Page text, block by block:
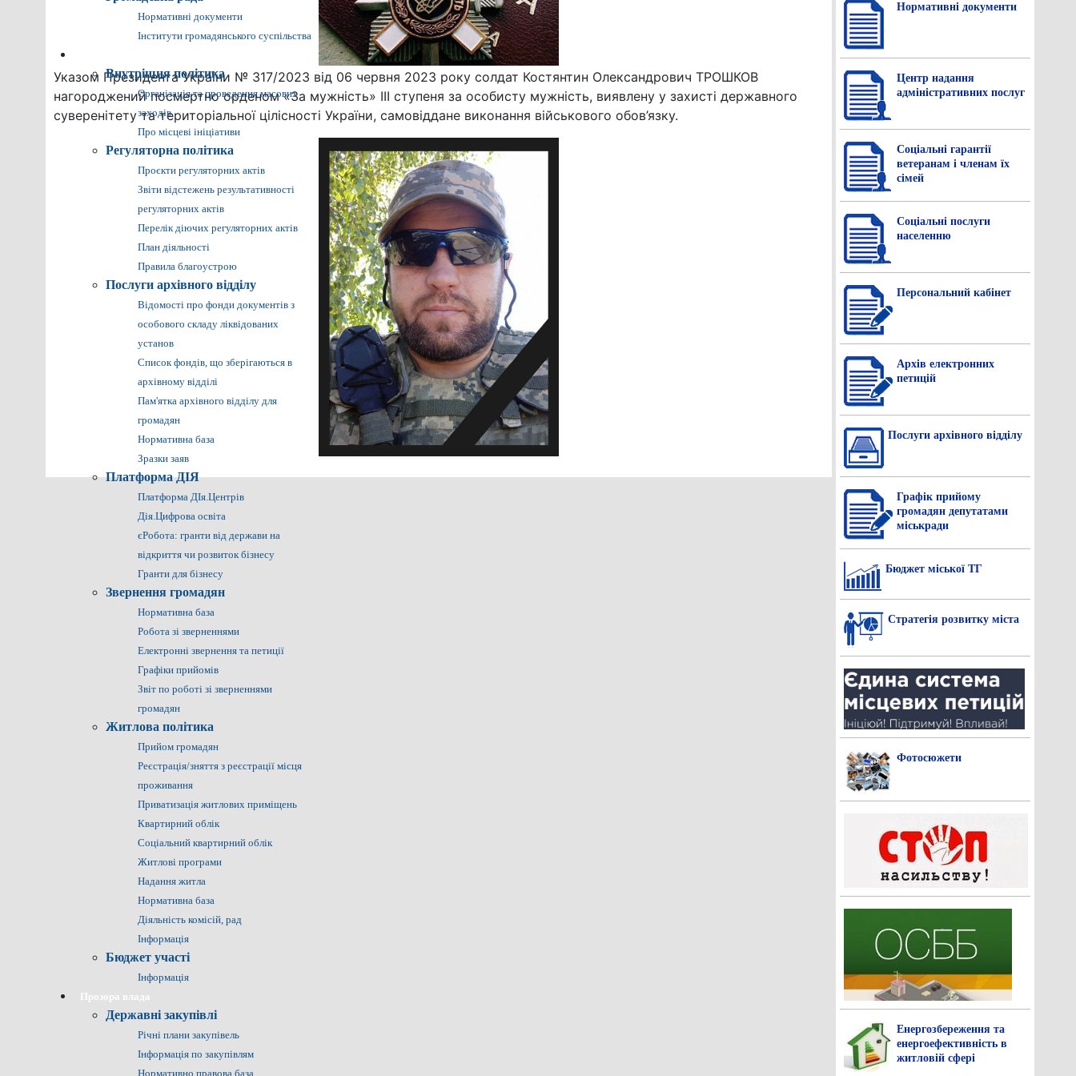
Нормативні документи
Інститути громадянського суспільства
Внутрішня політика
Організація та проведення масових
заходів
Про місцеві ініціативи
Регуляторна політика
Проєкти регуляторних актів
Звіти відстежень результативності
регуляторних актів
Перелік діючих регуляторних актів
План діяльності
Правила благоустрою
Послуги архівного відділу
Відомості про фонди документів з
особового складу ліквідованих
установ
Список фондів, що зберігаються в
архівному відділі
Пам'ятка архівного відділу для
громадян
Нормативна база
Зразки заяв
Платформа ДІЯ
Платформа ДІя.Центрів
Дія.Цифрова освіта
єРобота: гранти від держави на
відкриття чи розвиток бізнесу
Гранти для бізнесу
Звернення громадян
Нормативна база
Робота зі зверненнями
Електронні звернення та петиції
Графіки прийомів
Звіт по роботі зі зверненнями
громадян
Житлова політика
Прийом громадян
Реєстрація/зняття з реєстрації місця
проживання
Приватизація житлових приміщень
Квартирний облік
Соціальний квартирний облік
Житлові програми
Надання житла
Нормативна база
Діяльність комісій, рад
Інформація
Бюджет участі
Інформація
Прозора влада
Державні закупівлі
Річні плани закупівель
Інформація по закупівлям
Нормативно правова база
Указом Президента України № 317/2023 від 06 червня 2023 року солдат Костянтин Олександрович ТРОШКОВ
нагороджений посмертно орденом «За мужність» ІІІ ступеня за особисту мужність, виявлену у захисті державного
суверенітету та територіальної цілісності України, самовіддане виконання військового обов’язку.
Нормативнi документи
Центр надання
адміністративних послуг
Соціальні гарантії
ветеранам і членам їх
сімей
Соціальні послуги
населенню
Персональний кабінет
Архів електронних
петицій
Послуги архівного відділу
Графік прийому
громадян депутатами
міськради
Бюджет міської ТГ
Стратегія розвитку міста
Фотосюжети
Енергозбереження та
енергоефективність в
житловій сфері